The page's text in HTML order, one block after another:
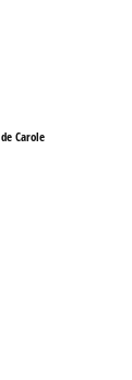
de Carole